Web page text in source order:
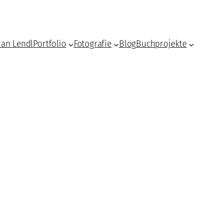
LendlPortfolio Fotografie BlogBuchprojekte